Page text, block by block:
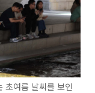
여름 날씨를 보인